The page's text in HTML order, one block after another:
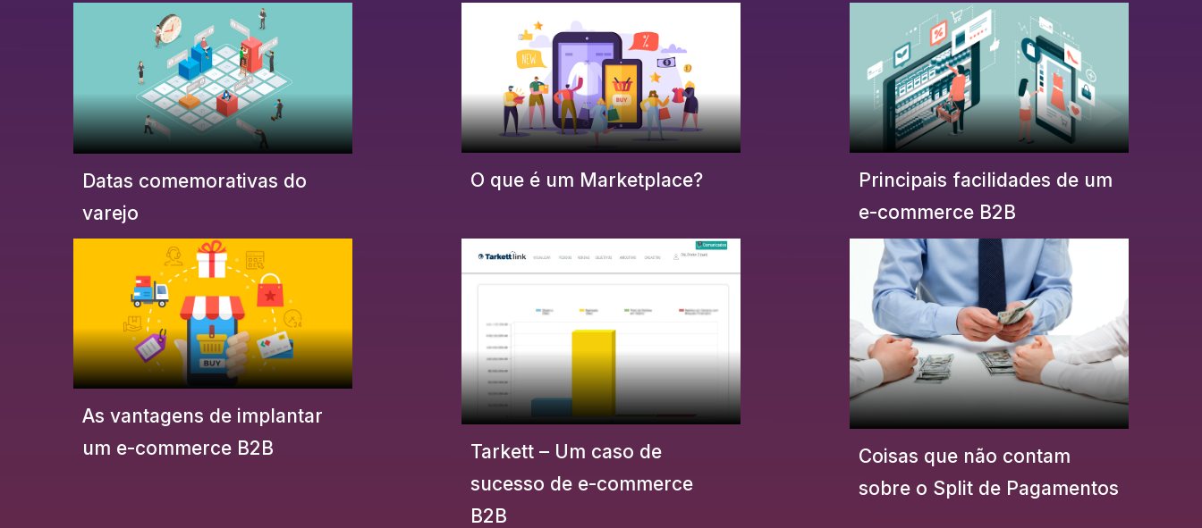
Datas comemorativas do
varejo
O que é um Marketplace?
Principais facilidades de um
e-commerce B2B
As vantagens de implantar
um e-commerce B2B
Tarkett – Um caso de
sucesso de e-commerce
B2B
Coisas que não contam
sobre o Split de Pagamentos